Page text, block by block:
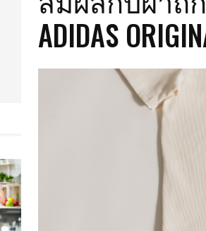
ADIDAS